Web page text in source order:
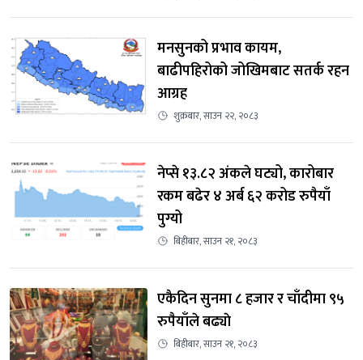
मनसुनको प्रभाव कायम,
बाढीपहिरोको जोखिमबाट सतर्क रहन
आग्रह
शुक्रबार, साउन २२, २०८३
नेप्से १३.८२ अंकले घट्यो, कारोबार
रकम बढेर ४ अर्ब ६२ करोड रुपैयाँ
पुग्यो
बिहीबार, साउन २१, २०८३
एकैदिन सुनमा ८ हजार र चाँदीमा ९५
रुपैयाँले बढ्याे
बिहीबार, साउन २१, २०८३